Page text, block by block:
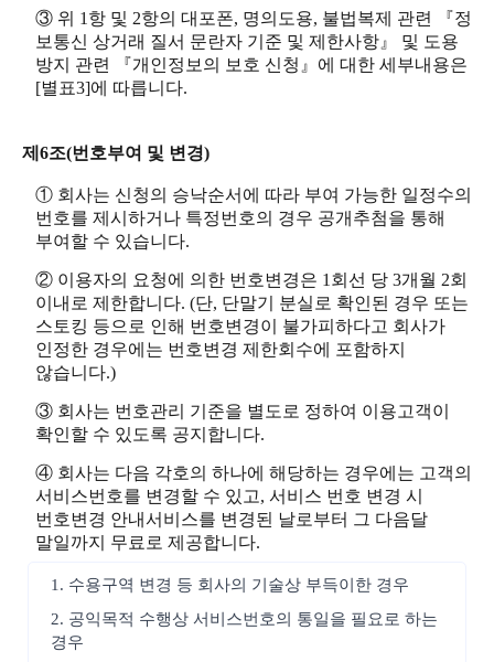
③ 위 1항 및 2항의 대포폰, 명의도용, 불법복제 관련 『정
보통신 상거래 질서 문란자 기준 및 제한사항』 및 도용
방지 관련 『개인정보의 보호 신청』에 대한 세부내용은
[별표3]에 따릅니다.
제6조(번호부여 및 변경)
① 회사는 신청의 승낙순서에 따라 부여 가능한 일정수의
번호를 제시하거나 특정번호의 경우 공개추첨을 통해
부여할 수 있습니다.
② 이용자의 요청에 의한 번호변경은 1회선 당 3개월 2회
이내로 제한합니다. (단, 단말기 분실로 확인된 경우 또는
스토킹 등으로 인해 번호변경이 불가피하다고 회사가
인정한 경우에는 번호변경 제한회수에 포함하지
않습니다.)
③ 회사는 번호관리 기준을 별도로 정하여 이용고객이
확인할 수 있도록 공지합니다.
④ 회사는 다음 각호의 하나에 해당하는 경우에는 고객의
서비스번호를 변경할 수 있고, 서비스 번호 변경 시
번호변경 안내서비스를 변경된 날로부터 그 다음달
말일까지 무료로 제공합니다.
1. 수용구역 변경 등 회사의 기술상 부득이한 경우
2. 공익목적 수행상 서비스번호의 통일을 필요로 하는
경우